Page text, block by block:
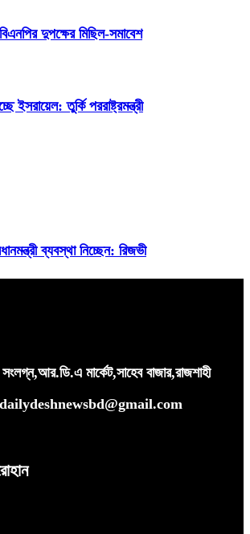
দুপক্ষের মিছিল-সমাবেশ
ইসরায়েল: তুর্কি পররাষ্ট্রমন্ত্রী
ব্যবস্থা নিচ্ছেন: রিজভী
মার্কেট,সাহেব বাজার,রাজশাহী